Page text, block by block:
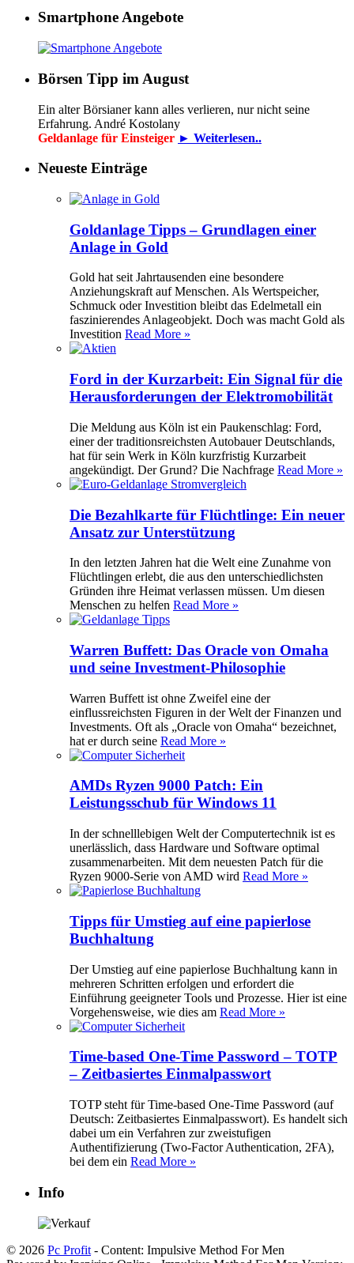
Smartphone Angebote
Börsen Tipp im August
Ein alter Börsianer kann alles verlieren, nur nicht seine
Erfahrung. André Kostolany
Geldanlage für Einsteiger ► Weiterlesen..
Neueste Einträge
Goldanlage Tipps – Grundlagen einer
Anlage in Gold
Gold hat seit Jahrtausenden eine besondere
Anziehungskraft auf Menschen. Als Wertspeicher,
Schmuck oder Investition bleibt das Edelmetall ein
faszinierendes Anlageobjekt. Doch was macht Gold als
Investition Read More »
Ford in der Kurzarbeit: Ein Signal für die
Herausforderungen der Elektromobilität
Die Meldung aus Köln ist ein Paukenschlag: Ford,
einer der traditionsreichsten Autobauer Deutschlands,
hat für sein Werk in Köln kurzfristig Kurzarbeit
angekündigt. Der Grund? Die Nachfrage Read More »
Die Bezahlkarte für Flüchtlinge: Ein neuer
Ansatz zur Unterstützung
In den letzten Jahren hat die Welt eine Zunahme von
Flüchtlingen erlebt, die aus den unterschiedlichsten
Gründen ihre Heimat verlassen müssen. Um diesen
Menschen zu helfen Read More »
Warren Buffett: Das Oracle von Omaha
und seine Investment-Philosophie
Warren Buffett ist ohne Zweifel eine der
einflussreichsten Figuren in der Welt der Finanzen und
Investments. Oft als „Oracle von Omaha“ bezeichnet,
hat er durch seine Read More »
AMDs Ryzen 9000 Patch: Ein
Leistungsschub für Windows 11
In der schnelllebigen Welt der Computertechnik ist es
unerlässlich, dass Hardware und Software optimal
zusammenarbeiten. Mit dem neuesten Patch für die
Ryzen 9000-Serie von AMD wird Read More »
Tipps für Umstieg auf eine papierlose
Buchhaltung
Der Umstieg auf eine papierlose Buchhaltung kann in
mehreren Schritten erfolgen und erfordert die
Einführung geeigneter Tools und Prozesse. Hier ist eine
Vorgehensweise, wie dies am Read More »
Time-based One-Time Password – TOTP
– Zeitbasiertes Einmalpasswort
TOTP steht für Time-based One-Time Password (auf
Deutsch: Zeitbasiertes Einmalpasswort). Es handelt sich
dabei um ein Verfahren zur zweistufigen
Authentifizierung (Two-Factor Authentication, 2FA),
bei dem ein Read More »
Info
© 2026 Pc Profit - Content: Impulsive Method For Men